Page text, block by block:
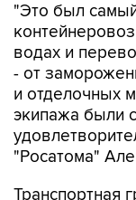
"Это был
водах и
- от
и отделочных
экипажа были
"Росатома"
Транспортная